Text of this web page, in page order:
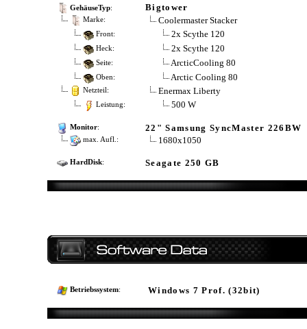
GehäuseTyp: Bigtower
Marke: Coolermaster Stacker
Front: 2x Scythe 120
Heck: 2x Scythe 120
Seite: ArcticCooling 80
Oben: Arctic Cooling 80
Netzteil: Enermax Liberty
Leistung: 500 W
Monitor: 22" Samsung SyncMaster 226BW
max. Aufl.: 1680x1050
HardDisk: Seagate 250 GB
Betriebssystem: Windows 7 Prof. (32bit)